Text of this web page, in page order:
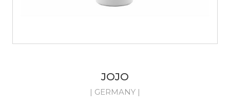
JOJO
| GERMANY |